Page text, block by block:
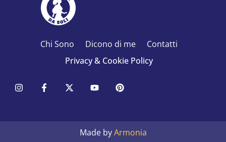
Chi Sono Dicono di me
Contatti
Privacy & Cookie Policy
Made byArmonia